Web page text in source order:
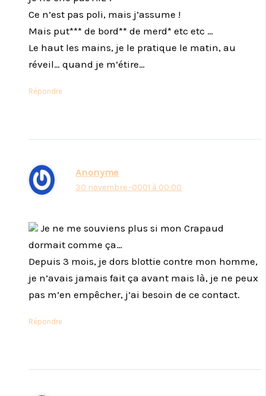
Ce n’est pas poli, mais j’assume !
Mais put*** de bord** de merd* etc etc …
Le haut les mains, je le pratique le matin, au
réveil… quand je m’étire…
Répondre
Anonyme
30 novembre -0001 à 00:00
Je ne me souviens plus si mon Crapaud
dormait comme ça…
Depuis 3 mois, je dors blottie contre mon homme,
je n’avais jamais fait ça avant mais là, je ne peux
pas m’en empêcher, j’ai besoin de ce contact.
Répondre